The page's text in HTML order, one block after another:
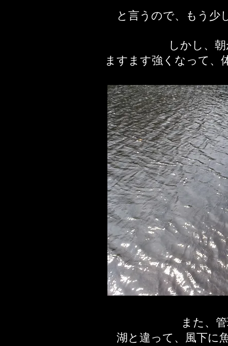
と言うので、もう少
しかし、
ますます強くなって、
また、
湖と違って、風下に